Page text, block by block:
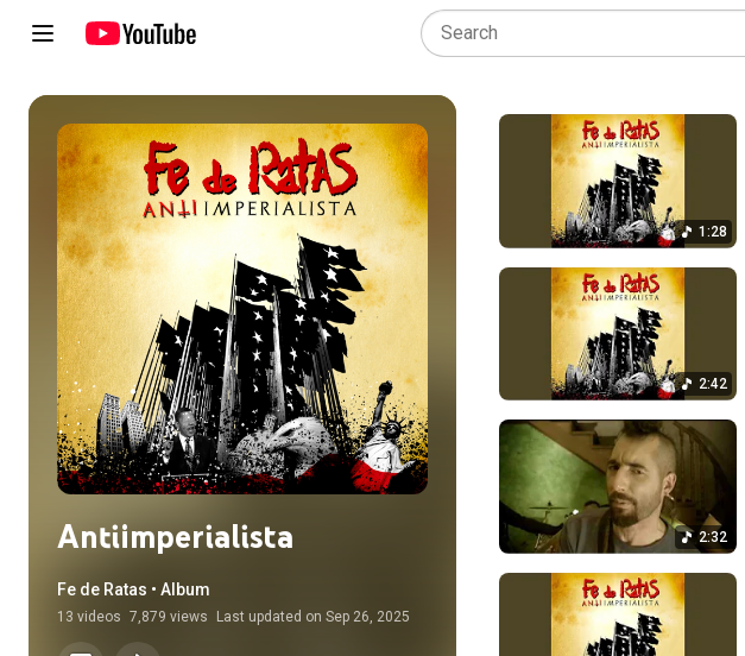
Antiimperialista
Fe de Ratas • Album
13 videos 7,879 views Last updated on Sep 26, 2025
1:28
2:42
2:32